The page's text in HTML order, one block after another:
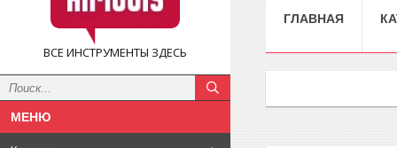
ВСЕ ИНСТРУМЕНТЫ ЗДЕСЬ
ГЛАВНАЯ